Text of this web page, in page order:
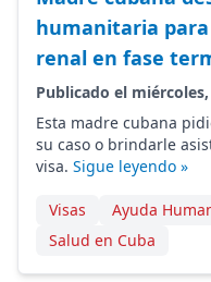
humanitaria
renal en fase
Publicado el
Esta madre cubana
su caso o brindarle
visa. Sigue leyendo »
Visas Ayuda
Salud en Cuba